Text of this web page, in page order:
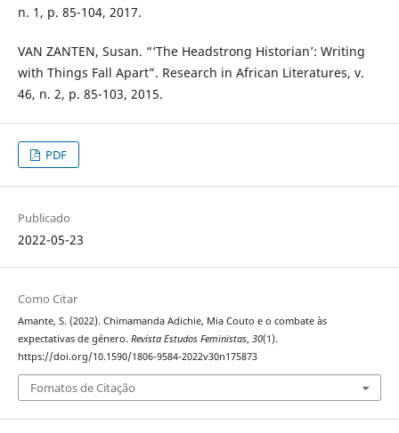
n. 1, p. 85-104, 2017.
VAN ZANTEN, Susan. “‘The Headstrong Historian’: Writing
with Things Fall Apart”. Research in African Literatures, v.
46, n. 2, p. 85-103, 2015.
PDF
Publicado
2022-05-23
Como Citar
Amante, S. (2022). Chimamanda Adichie, Mia Couto e o combate às
expectativas de género. Revista Estudos Feministas, 30(1).
https://doi.org/10.1590/1806-9584-2022v30n175873
Fomatos de Citação